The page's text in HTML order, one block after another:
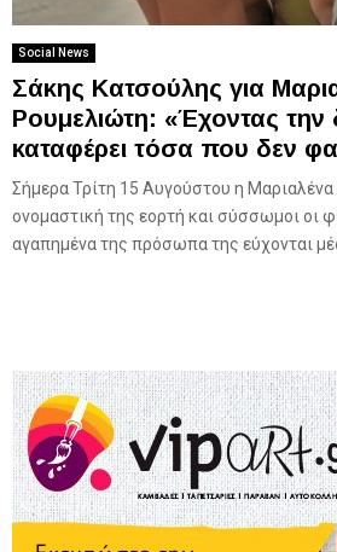
Social News
Σάκης Κατσούλης για
Ρουμελιώτη: «Έχοντας
καταφέρει τόσα που δεν
Σήμερα Τρίτη 15 Αυγούστου η Μαριαλένα
ονομαστική της εορτή και σύσσωμοι οι
αγαπημένα της πρόσωπα της εύχονται